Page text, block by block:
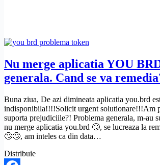
Nu merge aplicatia YOU
generala. Cand se va
Buna ziua, De azi dimineata aplicatia you.brd
indisponibila!!!!Solicit urgent solutionare!!!Am
suporta prejudiciile?! Problema generala, m-au
nu merge aplicatia you.brd 🙄, se lucreaza la
🙄🙄, am inteles ca din data…
Distribuie